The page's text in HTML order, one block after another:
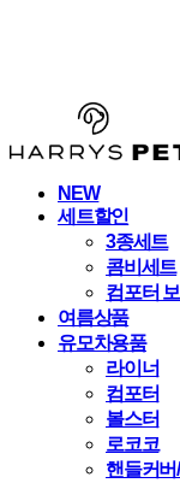
NEW
세트할인
3종세트
콤비세트
컴포터
여름상품
유모차용품
라이너
컴포터
볼스터
로코코
핸들커